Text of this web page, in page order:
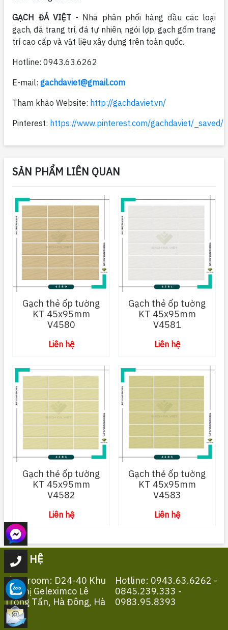
GẠCH ĐÁ VIỆT - Nhà phân phối hàng đầu các loại
gạch, đá trang trí, đá tự nhiên, ngói lợp, gạch gốm trang
trí cao cấp và vật liệu xây dựng trên toàn quốc.
Hotline: 0943.63.6262
E-mail: gachdaviet@gmail.com
Tham khảo Website: http://gachdaviet.vn/
Pinterest: https://www.pinterest.com/gachdaviet/_saved/
SẢN PHẨM LIÊN QUAN
Gạch thẻ ốp tường
KT 45x95mm
V4580
Liên hệ
Gạch thẻ ốp tường
KT 45x95mm
V4581
Liên hệ
Gạch thẻ ốp tường
KT 45x95mm
V4582
Liên hệ
Gạch thẻ ốp tường
KT 45x95mm
V4583
Liên hệ
LIÊN HỆ
Showroom: D24-40 Khu
Đô Thị Geleximco Lê
Trọng Tấn, Hà Đông, Hà
Nội
Hotline: 0943.63.6262 -
0845.239.333 -
0983.95.8393